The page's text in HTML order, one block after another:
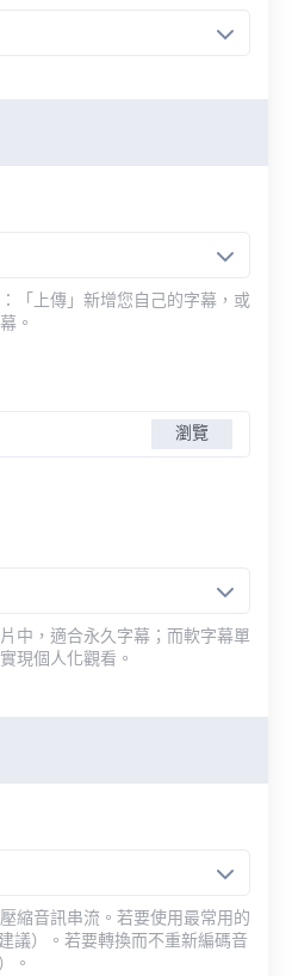
「上傳」新增您自己的字幕，或
。
瀏覽
中，適合永久字幕；而軟字幕單
現個人化觀看。
縮音訊串流。若要使用最常用的
議）。若要轉換而不重新編碼音
。